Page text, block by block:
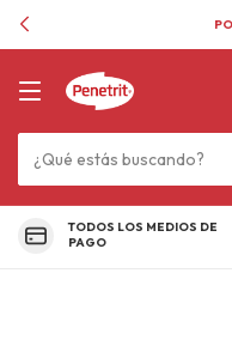
TODOS LOS MEDIOS DE
PAGO